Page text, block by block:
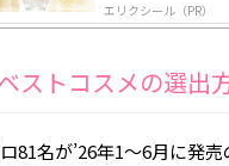
エリクシール（PR）
ストコスメの選出
81名が’26年1～6月に発